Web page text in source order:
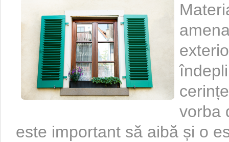
vorba
este important să aibă și o